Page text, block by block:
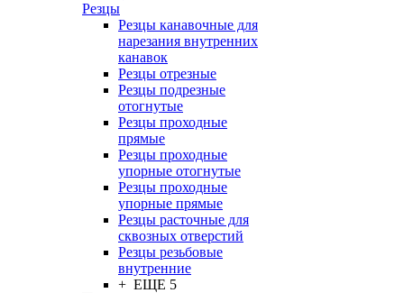
Резцы
Резцы канавочные для
нарезания внутренних
канавок
Резцы отрезные
Резцы подрезные
отогнутые
Резцы проходные
прямые
Резцы проходные
упорные отогнутые
Резцы проходные
упорные прямые
Резцы расточные для
сквозных отверстий
Резцы резьбовые
внутренние
+ ЕЩЕ 5